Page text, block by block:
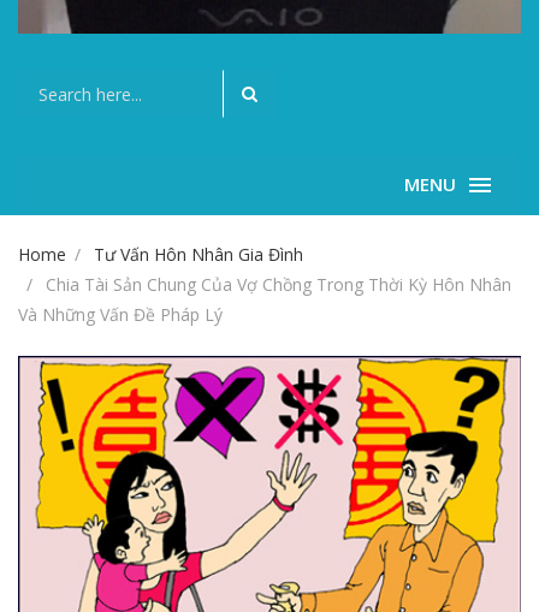
MENU
Home
Tư Vấn Hôn Nhân Gia Đình
Chia Tài Sản Chung Của Vợ Chồng Trong Thời Kỳ Hôn Nhân
Và Những Vấn Đề Pháp Lý